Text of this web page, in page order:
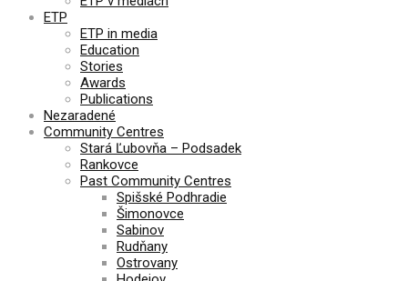
ETP
ETP in media
Education
Stories
Awards
Publications
Nezaradené
Community Centres
Stará Ľubovňa – Podsadek
Rankovce
Past Community Centres
Spišské Podhradie
Šimonovce
Sabinov
Rudňany
Ostrovany